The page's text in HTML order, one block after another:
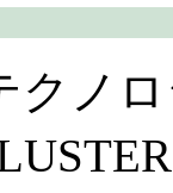
クノ